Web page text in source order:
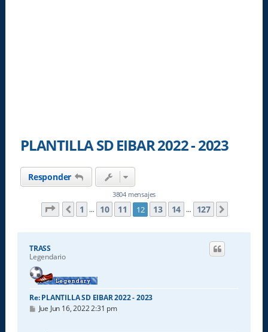
PLANTILLA SD EIBAR 2022 - 2023
Responder
3804 mensajes
Página 12 de127
Anterior
1 … 10 11 12 13 14 … 127
TRASS
Legendario
Re: PLANTILLA SD EIBAR 2022 - 2023
M
Jue Jun 16, 2022 2:31 pm